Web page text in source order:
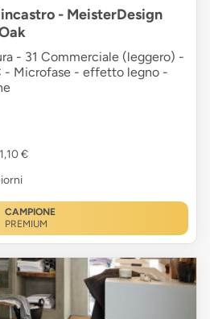
- MeisterDesign
- 31 Commerciale (leggero) -
- Microfase - effetto legno -
€
CAMPIONE
PREMIUM